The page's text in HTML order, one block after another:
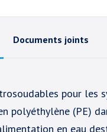
Documents joints
pour les
polyéthylène (PE)
en eau